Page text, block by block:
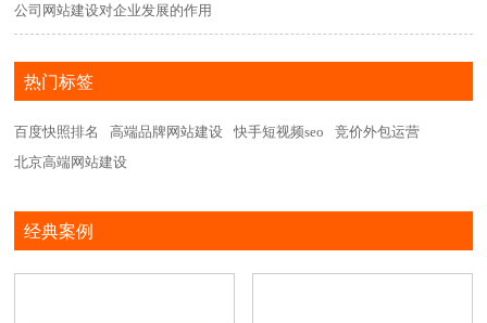
公司网站建设对企业发展的作用
热门标签
百度快照排名 高端品牌网站建设 快手短视频seo
竞价外包运营
北京高端网站建设
经典案例